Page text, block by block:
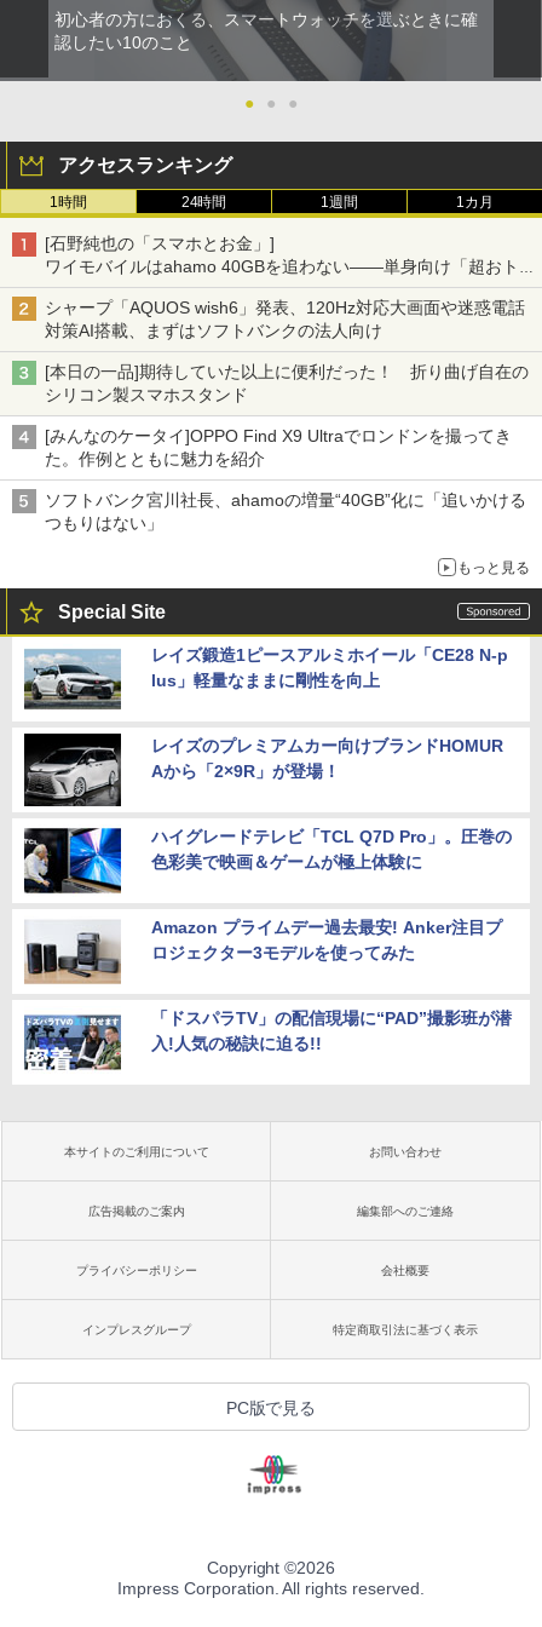
初心者の方におくる、スマートウォッチを選ぶときに確
認したい10のこと
● ● ●
アクセスランキング
1時間 24時間 1週間 1カ月
[石野純也の「スマホとお金」]
ワイモバイルはahamo 40GBを追わない――単身向け「超おトク
割」の安さと1年限定の注意点
シャープ「AQUOS wish6」発表、120Hz対応大画面や迷惑電話
対策AI搭載、まずはソフトバンクの法人向け
[本日の一品]期待していた以上に便利だった！ 折り曲げ自在の
シリコン製スマホスタンド
[みんなのケータイ]OPPO Find X9 Ultraでロンドンを撮ってき
た。作例とともに魅力を紹介
ソフトバンク宮川社長、ahamoの増量“40GB”化に「追いかける
つもりはない」
もっと見る
Special Site
レイズ鍛造1ピースアルミホイール「CE28 N-p
lus」軽量なままに剛性を向上
レイズのプレミアムカー向けブランドHOMUR
Aから「2×9R」が登場！
ハイグレードテレビ「TCL Q7D Pro」。圧巻の
色彩美で映画＆ゲームが極上体験に
Amazon プライムデー過去最安! Anker注目プ
ロジェクター3モデルを使ってみた
「ドスパラTV」の配信現場に“PAD”撮影班が潜
入!人気の秘訣に迫る!!
本サイトのご利用について お問い合わせ
広告掲載のご案内 編集部へのご連絡
プライバシーポリシー 会社概要
インプレスグループ 特定商取引法に基づく表示
PC版で見る
Copyright ©2026
Impress Corporation. All rights reserved.